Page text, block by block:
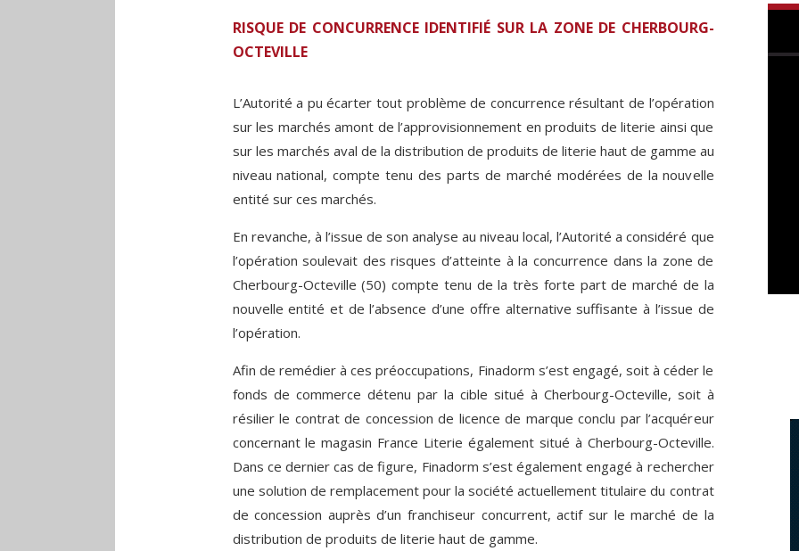
RISQUE DE CONCURRENCE IDENTIFIÉ SUR LA ZONE DE CHERBOURG-
OCTEVILLE
L’Autorité a pu écarter tout problème de concurrence résultant de l’opération
sur les marchés amont de l’approvisionnement en produits de literie ainsi que
sur les marchés aval de la distribution de produits de literie haut de gamme au
niveau national, compte tenu des parts de marché modérées de la nouvelle
entité sur ces marchés.
En revanche, à l’issue de son analyse au niveau local, l’Autorité a considéré que
l’opération soulevait des risques d’atteinte à la concurrence dans la zone de
Cherbourg-Octeville (50) compte tenu de la très forte part de marché de la
nouvelle entité et de l’absence d’une offre alternative suffisante à l’issue de
l’opération.
Afin de remédier à ces préoccupations, Finadorm s’est engagé, soit à céder le
fonds de commerce détenu par la cible situé à Cherbourg-Octeville, soit à
résilier le contrat de concession de licence de marque conclu par l’acquéreur
concernant le magasin France Literie également situé à Cherbourg-Octeville.
Dans ce dernier cas de figure, Finadorm s’est également engagé à rechercher
une solution de remplacement pour la société actuellement titulaire du contrat
de concession auprès d’un franchiseur concurrent, actifsur le marché de la
distribution de produits de literie haut de gamme.